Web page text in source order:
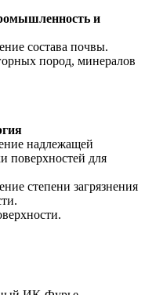
и
состава почвы.
пород, минералов
надлежащей
поверхностей для
степени загрязнения